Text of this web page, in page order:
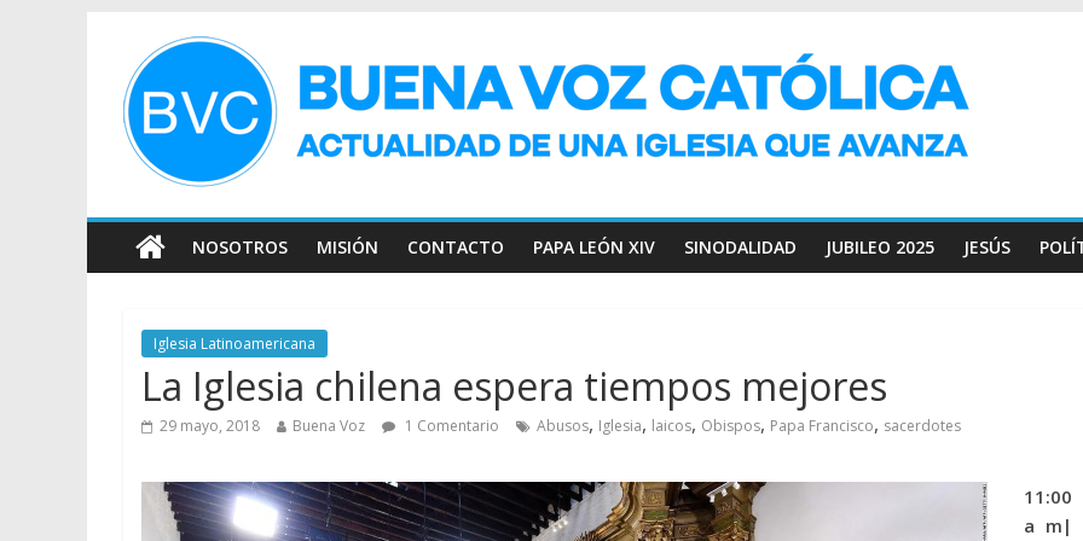
NOSOTROS MISIÓN CONTACTO PAPA LEÓN XIV SINODALIDAD JUBILEO 2025 JESÚS
Iglesia Latinoamericana
La Iglesia chilena espera tiempos mejores
29 mayo, 2018 Buena Voz 1 Comentario Abusos, Iglesia, laicos, Obispos, Papa Francisco, sacerdotes
11:00
a m|